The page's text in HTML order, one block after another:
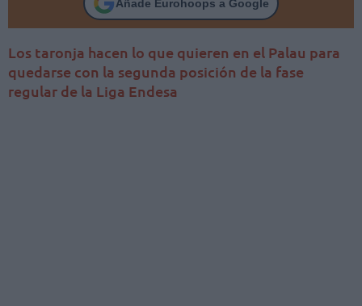
Añade Eurohoops a Google
Los taronja hacen lo que quieren en el Palau para
quedarse con la segunda posición de la fase
regular de la Liga Endesa